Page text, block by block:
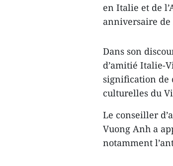
en Italie et de
anniversaire
Dans son
d’amitié Italie-
signification de
culturelles du
Le conseiller
Vuong Anh a
notamment